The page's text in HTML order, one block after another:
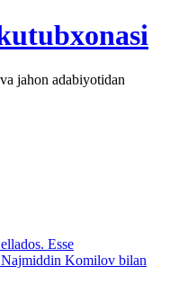
jahon adabiyotidan
Esse
Komilov bilan